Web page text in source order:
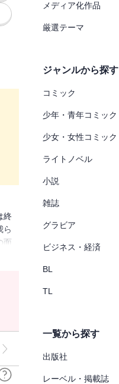
終
ら
面
メディア化作品
厳選テーマ
ジャンルから探す
コミック
少年・青年コミック
少女・女性コミック
ライトノベル
小説
雑誌
グラビア
ビジネス・経済
BL
TL
一覧から探す
出版社
レーベル・掲載誌